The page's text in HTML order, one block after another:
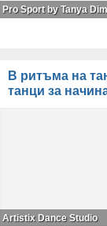
Pro Sport by Tanya
В ритъма на
танци за
Artistix Dance Studio